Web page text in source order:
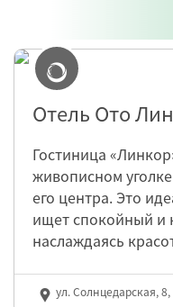
Отель Ото
Гостиница
живописном
его центра. Это
ищет спокойный и
наслаждаясь
ул. Солнцедарская,